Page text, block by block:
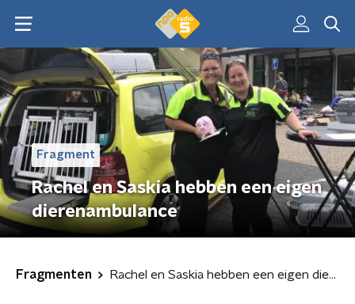
Fragment
Rachel en Saskia hebben een eigen
dierenambulance
Fragmenten Rachel en Saskia hebben een eigen dierenambulance